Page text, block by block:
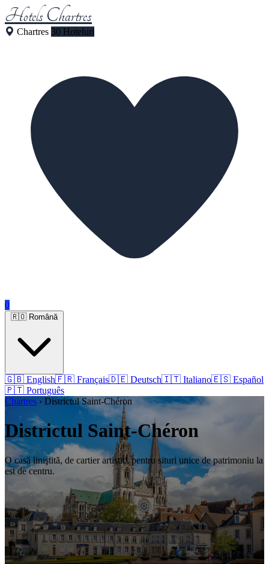
Hotels Chartres
Chartres 30 Hoteluri
0
🇷🇴 Română
🇬🇧 English🇫🇷 Français🇩🇪 Deutsch🇮🇹 Italiano🇪🇸 Español
🇵🇹 Português
Chartres › Districtul Saint-Chéron
Districtul Saint-Chéron
O casă liniştită, de cartier artistic, pentru situri unice de patrimoniu la
est de centru.